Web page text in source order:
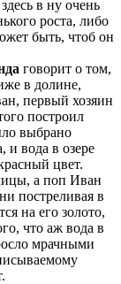
в ну очень
роста, либо
быть, чтоб он
говорит о том,
в долине,
первый хозяин
построил
выбрано
и вода в озере
цвет.
а поп Иван
постреливая в
на его золото,
что аж вода в
мрачными